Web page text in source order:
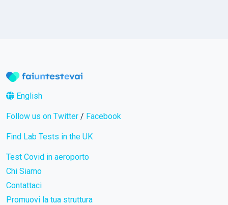
English
Follow us on Twitter / Facebook
Find Lab Tests in the UK
Test Covid in aeroporto
Chi Siamo
Contattaci
Promuovi la tua struttura